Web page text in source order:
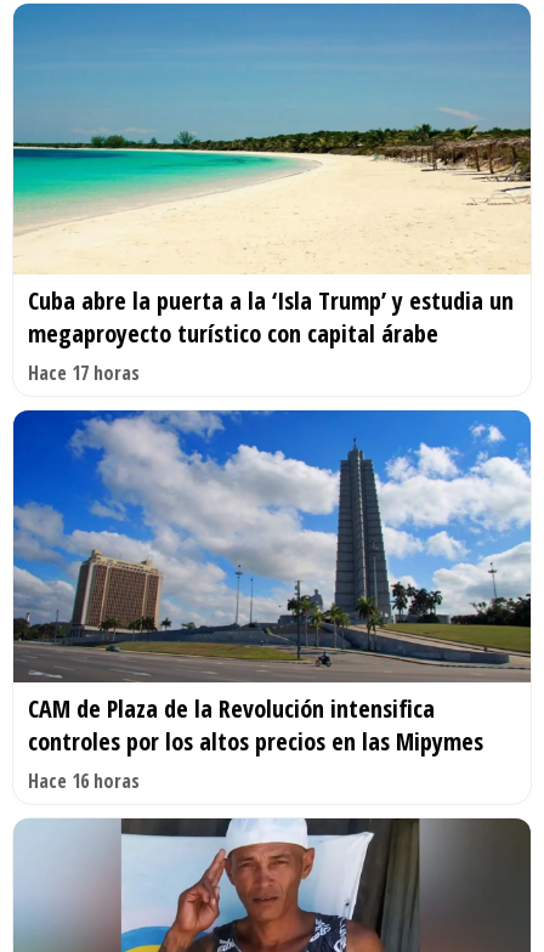
Cuba abre la puerta a la ‘Isla Trump’ y estudia un
megaproyecto turístico con capital árabe
Hace 17 horas
CAM de Plaza de la Revolución intensifica
controles por los altos precios en las Mipymes
Hace 16 horas